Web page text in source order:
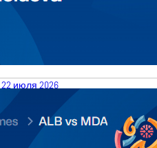
22 июля 2026
23.07.2026 Albania vs
Division C
КалендарьТаблица Выберите